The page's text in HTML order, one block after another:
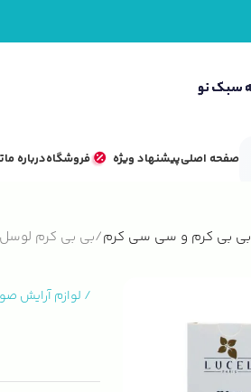
صفحه اصلیپیشنهاد ویژه فروشگاهدرباره ما
بی بی کرم و سی سی کرم بی بی کرم لوسل
/ لوازم آرایش